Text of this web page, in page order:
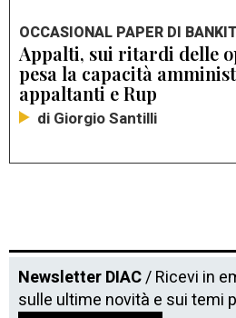
OCCASIONAL PAPER DI
Appalti, sui ritardi delle
pesa la capacità
appaltanti e Rup
di Giorgio Santilli
Newsletter DIAC/ Ricevi in
sulle ultime novità e sui temi